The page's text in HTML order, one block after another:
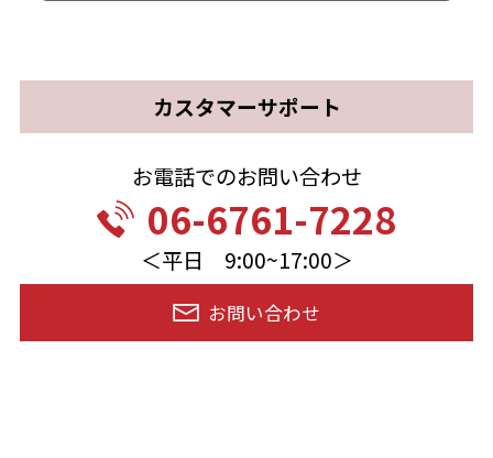
カスタマーサポート
お電話でのお問い合わせ
06-6761-7228
＜平日 9:00~17:00＞
お問い合わせ